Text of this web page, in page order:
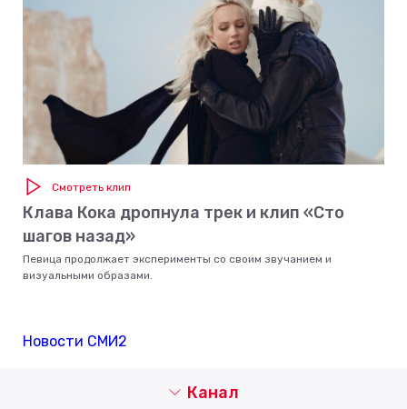
Смотреть клип
Клава Кока дропнула трек и клип «Сто
шагов назад»
Певица продолжает эксперименты со своим звучанием и
визуальными образами.
Новости СМИ2
Канал